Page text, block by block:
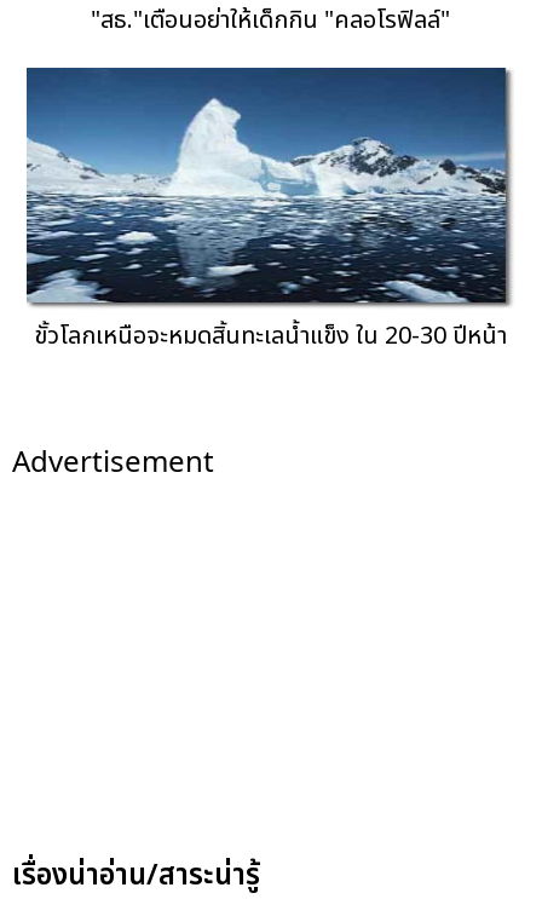
"สธ."เตือนอย่าให้เด็กกิน "คลอโรฟิลล์"
ขั้วโลกเหนือจะหมดสิ้นทะเลน้ำแข็ง ใน 20-30 ปีหน้า
Advertisement
เรื่องน่าอ่าน/สาระน่ารู้